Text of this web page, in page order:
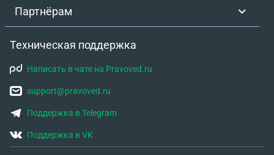
Партнёрам
Техническая поддержка
Написать в чате на Pravoved.ru
support@pravoved.ru
Поддержка в Telegram
Поддержка в VK